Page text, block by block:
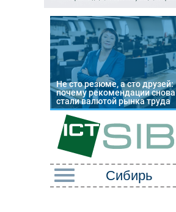
Не сто резюме, а сто друзей:
почему рекомендации снова
стали валютой рынка труда